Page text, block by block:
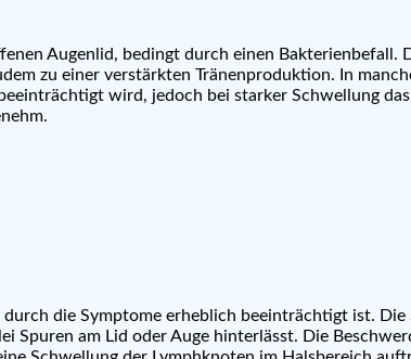
Augenlid, bedingt durch einen Bakterienbefall.
zu einer verstärkten Tränenproduktion. In
wird, jedoch bei starker Schwellung
die Symptome erheblich beeinträchtigt ist.
Spuren am Lid oder Auge hinterlässt. Die